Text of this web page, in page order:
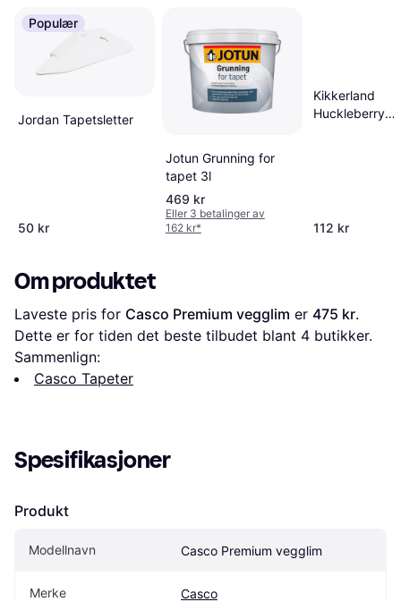
Populær
Jordan Tapetsletter
50 kr
Jotun Grunning for
tapet 3l
469 kr
Eller 3 betalinger av
162 kr*
Kikkerland
Huckleberry
112 kr
Om produktet
Laveste pris for Casco Premium vegglim er 475 kr.
Dette er for tiden det beste tilbudet blant 4 butikker.
Sammenlign:
Casco Tapeter
Spesifikasjoner
Produkt
Modellnavn Casco Premium vegglim
Merke Casco